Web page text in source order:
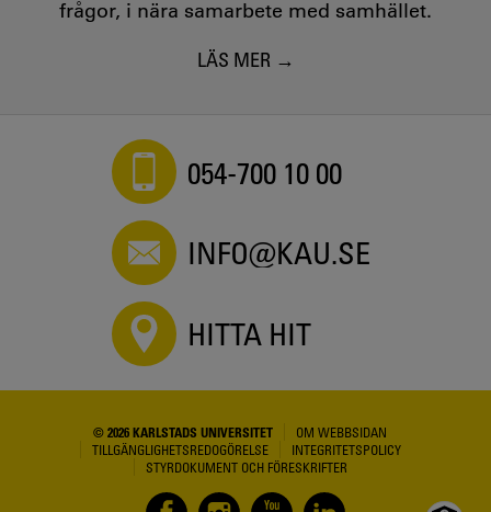
frågor, i nära samarbete med samhället.
LÄS MER
054-700 10 00
INFO@KAU.SE
HITTA HIT
© 2026 KARLSTADS UNIVERSITET
OM WEBBSIDAN
TILLGÄNGLIGHETSREDOGÖRELSE
INTEGRITETSPOLICY
STYRDOKUMENT OCH FÖRESKRIFTER